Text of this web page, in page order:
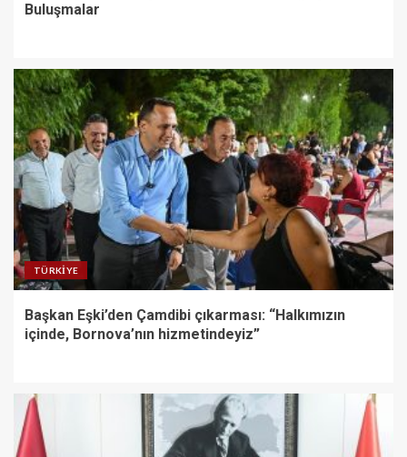
Buluşmalar
TÜRKIYE
Başkan Eşki’den Çamdibi çıkarması: “Halkımızın
içinde, Bornova’nın hizmetindeyiz”